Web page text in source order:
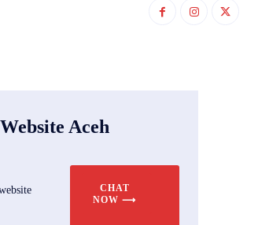
Aceh
CHAT
NOW ⟶